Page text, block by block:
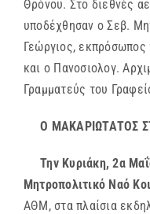
Θρόνου. Στο διεθνές
υποδέχθησαν ο Σεβ.
Γεώργιος,
και ο Πανοσιολογ.
Γραμματεύς του
Ο ΜΑΚΑΡΙΩΤΑΤΟΣ
Την Κυριάκη, 2α
Μητροπολιτικό Ναό
ΑΘΜ, στα πλαίσια